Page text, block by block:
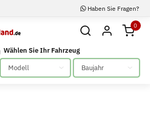
Haben Sie Fragen?
0
Wählen Sie Ihr Fahrzeug
Bitte auswählen Bitte auswählen